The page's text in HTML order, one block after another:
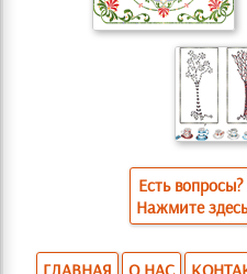
Есть
Нажмите